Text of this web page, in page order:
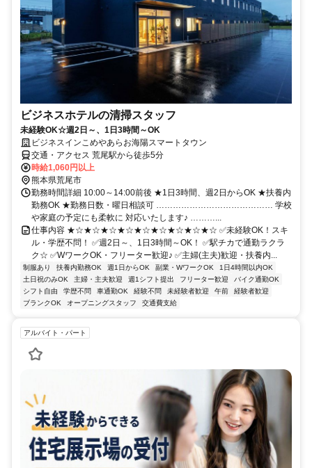
ビジネスホテルの清掃スタッフ
未経験OK☆週2日～、1日3時間～OK
ビジネスインこめやあらお海陽スマートタウン
交通・アクセス 荒尾駅から徒歩5分
時給1,060円以上
熊本県荒尾市
勤務時間詳細 10:00～14:00前後 ★1日3時間、週2日からOK ★扶養内
勤務OK ★勤務日数・曜日相談可 …………………………………… 学校
や家庭の予定にも柔軟に 対応いたします♪ ………...
仕事内容 ★☆★☆★☆★☆★☆★☆★☆★☆★☆ ✅未経験OK！スキ
ル・学歴不問！ ✅週2日～、1日3時間～OK！ ✅駅チカで通勤ラクラ
ク☆ ✅WワークOK・フリーター歓迎♪ ✅主婦(主夫)歓迎・扶養内...
制服あり 扶養内勤務OK 週1日からOK 副業・WワークOK
1日4時間以内OK
土日祝のみOK
主婦・主夫歓迎 週1シフト提出 フリーター歓迎
バイク通勤OK
シフト自由
学歴不問 車通勤OK 経験不問 未経験者歓迎 午前
経験者歓迎
ブランクOK
オープニングスタッフ 交通費支給
アルバイト・パート